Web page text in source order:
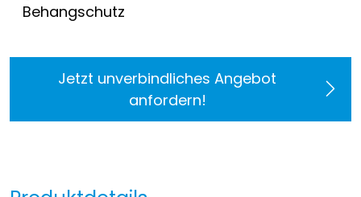
Behangschutz
Jetzt unverbindliches Angebot
anfordern!